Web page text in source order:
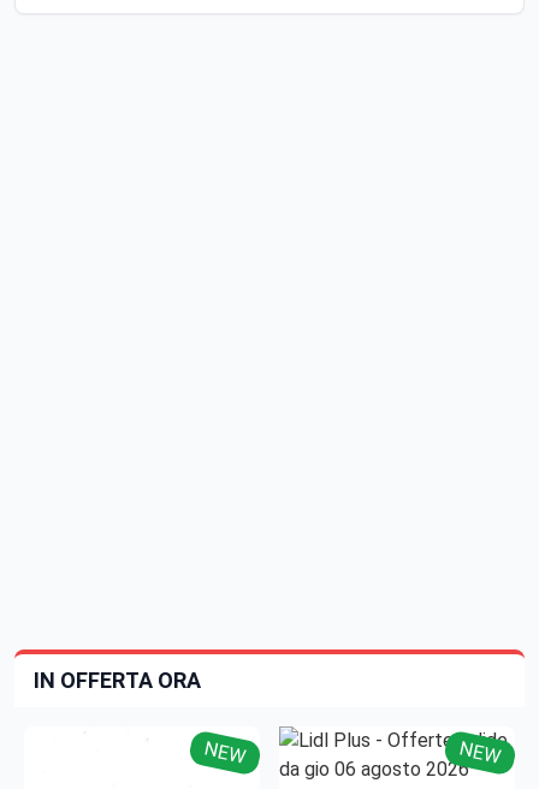
IN OFFERTA ORA
NEW NEW